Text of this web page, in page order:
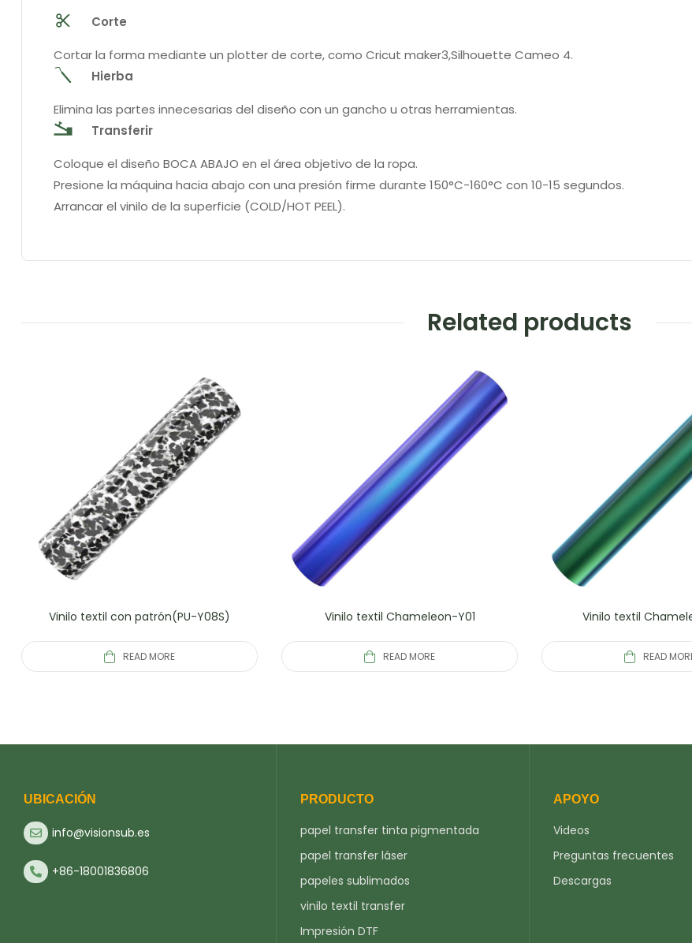
Corte
Cortar la forma mediante un plotter de corte, como Cricut maker3,Silhouette Cameo 4.
Hierba
Elimina las partes innecesarias del diseño con un gancho u otras herramientas.
Transferir
Coloque el diseño BOCA ABAJO en el área objetivo de la ropa.
Presione la máquina hacia abajo con una presión firme durante 150°C-160°C con 10-15 segundos.
Arrancar el vinilo de la superficie (COLD/HOT PEEL).
Related products
Vinilo textil con patrón(PU-Y08S)
READ MORE
Vinilo textil Chameleon-Y01
READ MORE
Vinilo textil
READ
UBICACIÓN
info@visionsub.es
+86-18001836806
PRODUCTO
papel transfer tinta pigmentada
papel transfer láser
papeles sublimados
vinilo textil transfer
Impresión DTF
APOYO
Videos
Preguntas frecuentes
Descargas